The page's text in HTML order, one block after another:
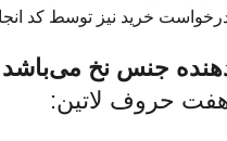
خرید نیز توسط کد
جنس نخ می‌باشد
حروف لاتین: